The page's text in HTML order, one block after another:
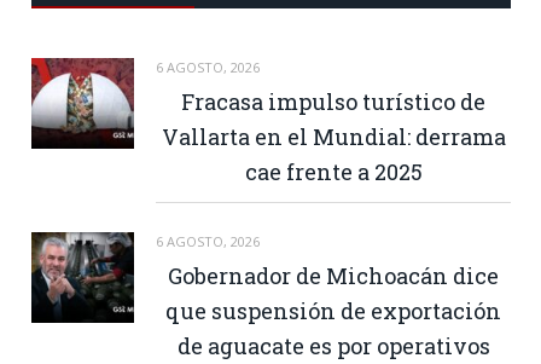
6 AGOSTO, 2026
Fracasa impulso turístico de
Vallarta en el Mundial: derrama
cae frente a 2025
6 AGOSTO, 2026
Gobernador de Michoacán dice
que suspensión de exportación
de aguacate es por operativos